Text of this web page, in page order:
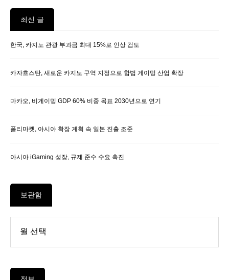
최신 글
한국, 카지노 관광 부과금 최대 15%로 인상 검토
카자흐스탄, 새로운 카지노 구역 지정으로 합법 게이밍 산업 확장
마카오, 비게이밍 GDP 60% 비중 목표 2030년으로 연기
폴리마켓, 아시아 확장 계획 속 일본 진출 조준
아시아 iGaming 성장, 규제 준수 수요 촉진
보관함